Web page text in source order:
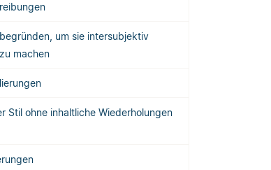
um sie intersubjektiv
machen
Stil ohne inhaltliche Wiederholungen